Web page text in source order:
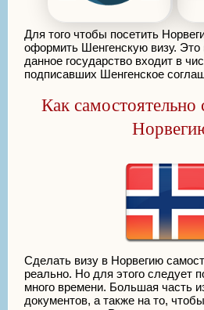
Для того чтобы посетить
оформить Шенгенскую визу. Это
данное государство входит в
подписавших Шенгенское
Как самостоятельно
Сделать визу в Норвегию
реально. Но для этого следует
много времени. Большая часть
документов, а также на то,